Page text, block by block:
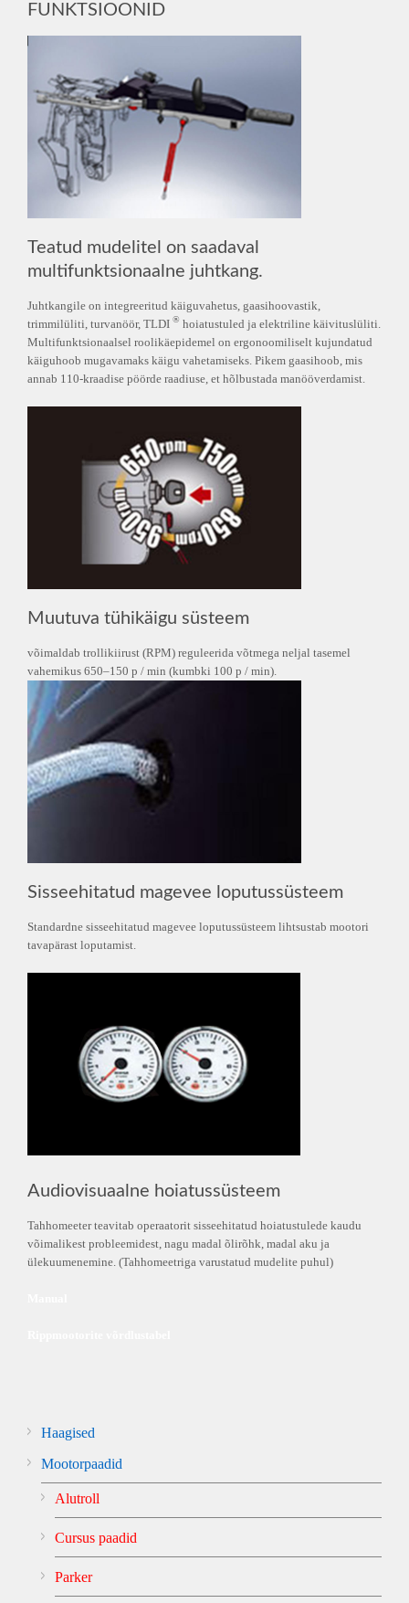
FUNKTSIOONID
Teatud mudelitel on saadaval
multifunktsionaalne juhtkang.
Juhtkangile on integreeritud käiguvahetus, gaasihoovastik,
trimmilüliti, turvanöör, TLDI ® hoiatustuled ja elektriline käivituslüliti.
Multifunktsionaalsel roolikäepidemel on ergonoomiliselt kujundatud
käiguhoob mugavamaks käigu vahetamiseks. Pikem gaasihoob, mis
annab 110-kraadise pöörde raadiuse, et hõlbustada manööverdamist.
Muutuva tühikäigu süsteem
võimaldab trollikiirust (RPM) reguleerida võtmega neljal tasemel
vahemikus 650–150 p / min (kumbki 100 p / min).
Sisseehitatud magevee loputussüsteem
Standardne sisseehitatud magevee loputussüsteem lihtsustab mootori
tavapärast loputamist.
Audiovisuaalne hoiatussüsteem
Tahhomeeter teavitab operaatorit sisseehitatud hoiatustulede kaudu
võimalikest probleemidest, nagu madal õlirõhk, madal aku ja
ülekuumenemine. (Tahhomeetriga varustatud mudelite puhul)
Haagised
Mootorpaadid
Alutroll
Cursus paadid
Parker